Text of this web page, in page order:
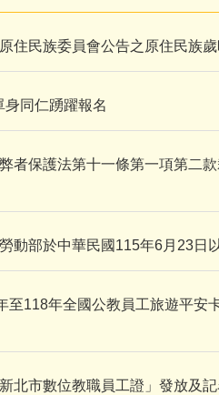
住民族委員會公告之原住民族
同仁踴躍報名
者保護法第十一條第一項第二
動部於中華民國115年6月23
至118年全國公教員工旅遊平安
北市數位教職員工證」發放及